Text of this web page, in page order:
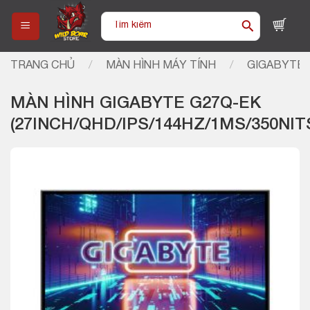
content
Tìm
TRANG CHỦ / MÀN HÌNH MÁY TÍNH / GIGABYTE
MÀN HÌNH GIGABYTE G27Q-EK
(27INCH/QHD/IPS/144HZ/1MS/